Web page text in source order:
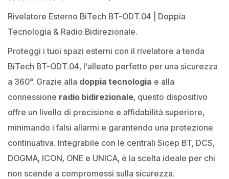
Rivelatore Esterno BiTech BT-ODT.04 | Doppia
Tecnologia & Radio Bidirezionale.
Proteggi i tuoi spazi esterni con il rivelatore a tenda
BiTech BT-ODT.04, l'alleato perfetto per una sicurezza
a 360°. Grazie alla doppia tecnologia e alla
connessione radio bidirezionale, questo dispositivo
offre un livello di precisione e affidabilità superiore,
minimando i falsi allarmi e garantendo una protezione
continuativa. Integrabile con le centrali Sicep BT, DCS,
DOGMA, ICON, ONE e UNICA, è la scelta ideale per chi
non scende a compromessi sulla sicurezza.